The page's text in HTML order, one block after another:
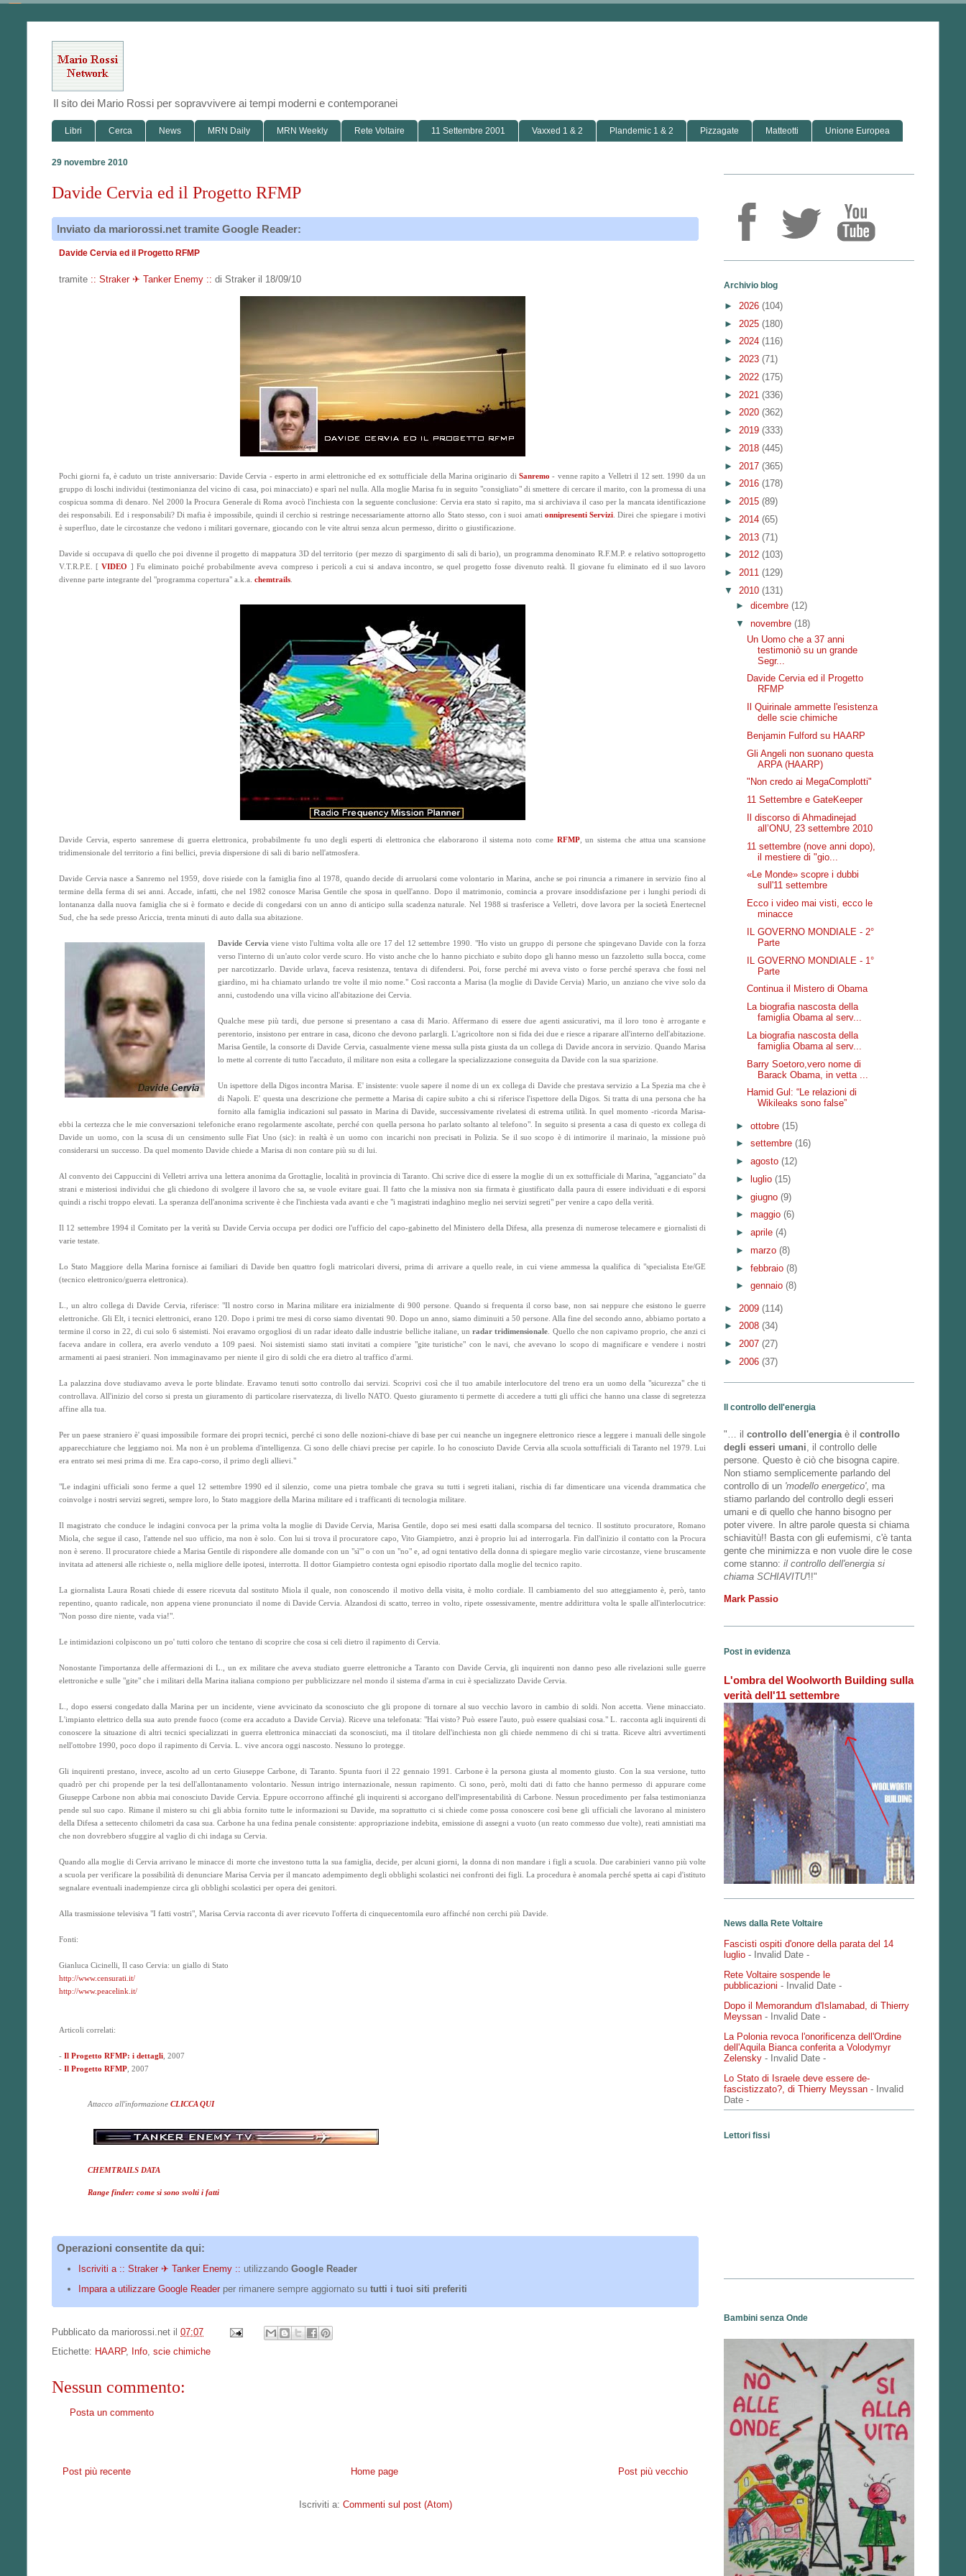
Il sito dei Mario Rossi per sopravvivere ai tempi moderni e contemporanei
Libri Cerca News MRN Daily MRN Weekly Rete Voltaire 11 Settembre 2001 Vaxxed 1 & 2 Plandemic 1 & 2 Pizzagate Matteotti Unione Europea
29 novembre 2010
Davide Cervia ed il Progetto RFMP
Inviato da mariorossi.net tramite Google Reader:
Davide Cervia ed il Progetto RFMP
tramite :: Straker ✈ Tanker Enemy :: di Straker il 18/09/10
Pochi giorni fa, è caduto un triste anniversario: Davide Cervia - esperto in armi elettroniche ed ex sottufficiale della Marina originario di Sanremo - venne rapito a Velletri il 12 sett. 1990 da un
gruppo di loschi individui (testimonianza del vicino di casa, poi minacciato) e sparì nel nulla. Alla moglie Marisa fu in seguito "consigliato" di smettere di cercare il marito, con la promessa di una
cospicua somma di denaro. Nel 2000 la Procura Generale di Roma avocò l'inchiesta con la seguente conclusione: Cervia era stato sì rapito, ma si archiviava il caso per la mancata identificazione
dei responsabili. Ed i responsabili? Di mafia è impossibile, quindi il cerchio si restringe necessariamente attorno allo Stato stesso, con i suoi amati onnipresenti Servizi. Direi che spiegare i motivi
è superfluo, date le circostanze che vedono i militari governare, giocando con le vite altrui senza alcun permesso, diritto o giustificazione.
Davide si occupava di quello che poi divenne il progetto di mappatura 3D del territorio (per mezzo di spargimento di sali di bario), un programma denominato R.F.M.P. e relativo sottoprogetto
V.T.R.P.E. [VIDEO ] Fu eliminato poiché probabilmente aveva compreso i pericoli a cui si andava incontro, se quel progetto fosse divenuto realtà. Il giovane fu eliminato ed il suo lavoro
divenne parte integrante del "programma copertura" a.k.a. chemtrails.
Davide Cervia, esperto sanremese di guerra elettronica, probabilmente fu uno degli esperti di elettronica che elaborarono il sistema noto come RFMP, un sistema che attua una scansione
tridimensionale del territorio a fini bellici, previa dispersione di sali di bario nell'atmosfera.
Davide Cervia nasce a Sanremo nel 1959, dove risiede con la famiglia fino al 1978, quando decide di arruolarsi come volontario in Marina, anche se poi rinuncia a rimanere in servizio fino al
termine della ferma di sei anni. Accade, infatti, che nel 1982 conosce Marisa Gentile che sposa in quell'anno. Dopo il matrimonio, comincia a provare insoddisfazione per i lunghi periodi di
lontananza dalla nuova famiglia che si è formato e decide di congedarsi con un anno di anticipo sulla scadenza naturale. Nel 1988 si trasferisce a Velletri, dove lavora per la società Enertecnel
Sud, che ha sede presso Ariccia, trenta minuti di auto dalla sua abitazione.
Davide Cervia viene visto l'ultima volta alle ore 17 del 12 settembre 1990. "Ho visto un gruppo di persone che spingevano Davide con la forza
verso l'interno di un'auto color verde scuro. Ho visto anche che lo hanno picchiato e subito dopo gli hanno messo un fazzoletto sulla bocca, come
per narcotizzarlo. Davide urlava, faceva resistenza, tentava di difendersi. Poi, forse perché mi aveva visto o forse perché sperava che fossi nel
giardino, mi ha chiamato urlando tre volte il mio nome." Così racconta a Marisa (la moglie di Davide Cervia) Mario, un anziano che vive solo da
anni, custodendo una villa vicino all'abitazione dei Cervia.
Qualche mese più tardi, due persone si presentano a casa di Mario. Affermano di essere due agenti assicurativi, ma il loro tono è arrogante e
perentorio, insistono per entrare in casa, dicono che devono parlargli. L'agricoltore non si fida dei due e riesce a riparare all'interno dell'abitazione.
Marisa Gentile, la consorte di Davide Cervia, casualmente viene messa sulla pista giusta da un collega di Davide ancora in servizio. Quando Marisa
lo mette al corrente di tutto l'accaduto, il militare non esita a collegare la specializzazione conseguita da Davide con la sua sparizione.
Un ispettore della Digos incontra Marisa. E' insistente: vuole sapere il nome di un ex collega di Davide che prestava servizio a La Spezia ma che è
di Napoli. E' questa una descrizione che permette a Marisa di capire subito a chi si riferisce l'ispettore della Digos. Si tratta di una persona che ha
fornito alla famiglia indicazioni sul passato in Marina di Davide, successivamente rivelatesi di estrema utilità. In quel momento -ricorda Marisa-
ebbi la certezza che le mie conversazioni telefoniche erano regolarmente ascoltate, perché con quella persona ho parlato soltanto al telefono". In seguito si presenta a casa di questo ex collega di
Davide un uomo, con la scusa di un censimento sulle Fiat Uno (sic): in realtà è un uomo con incarichi non precisati in Polizia. Se il suo scopo è di intimorire il marinaio, la missione può
considerarsi un successo. Da quel momento Davide chiede a Marisa di non contare più su di lui.
Al convento dei Cappuccini di Velletri arriva una lettera anonima da Grottaglie, località in provincia di Taranto. Chi scrive dice di essere la moglie di un ex sottufficiale di Marina, "agganciato" da
strani e misteriosi individui che gli chiedono di svolgere il lavoro che sa, se vuole evitare guai. Il fatto che la missiva non sia firmata è giustificato dalla paura di essere individuati e di esporsi
quindi a rischi troppo elevati. La speranza dell'anonima scrivente è che l'inchiesta vada avanti e che "i magistrati indaghino meglio nei servizi segreti" per venire a capo della verità.
Il 12 settembre 1994 il Comitato per la verità su Davide Cervia occupa per dodici ore l'ufficio del capo-gabinetto del Ministero della Difesa, alla presenza di numerose telecamere e giornalisti di
varie testate.
Lo Stato Maggiore della Marina fornisce ai familiari di Davide ben quattro fogli matricolari diversi, prima di arrivare a quello reale, in cui viene ammessa la qualifica di "specialista Ete/GE
(tecnico elettronico/guerra elettronica).
L., un altro collega di Davide Cervia, riferisce: "Il nostro corso in Marina militare era inizialmente di 900 persone. Quando si frequenta il corso base, non sai neppure che esistono le guerre
elettroniche. Gli Elt, i tecnici elettronici, erano 120. Dopo i primi tre mesi di corso siamo diventati 90. Dopo un anno, siamo diminuiti a 50 persone. Alla fine del secondo anno, abbiamo portato a
termine il corso in 22, di cui solo 6 sistemisti. Noi eravamo orgogliosi di un radar ideato dalle industrie belliche italiane, unradar tridimensionale. Quello che non capivamo proprio, che anzi ci
faceva andare in collera, era averlo venduto a 109 paesi. Noi sistemisti siamo stati invitati a compiere "gite turistiche" con le navi, che avevano lo scopo di magnificare e vendere i nostri
armamenti ai paesi stranieri. Non immaginavamo per niente il giro di soldi che era dietro al traffico d'armi.
La palazzina dove studiavamo aveva le porte blindate. Eravamo tenuti sotto controllo dai servizi. Scoprivi così che il tuo amabile interlocutore del treno era un uomo della "sicurezza" che ti
controllava. All'inizio del corso si presta un giuramento di particolare riservatezza, di livello NATO. Questo giuramento ti permette di accedere a tutti gli uffici che hanno una classe di segretezza
affine alla tua.
Per un paese straniero è' quasi impossibile formare dei propri tecnici, perché ci sono delle nozioni-chiave di base per cui neanche un ingegnere elettronico riesce a leggere i manuali delle singole
apparecchiature che leggiamo noi. Ma non è un problema d'intelligenza. Ci sono delle chiavi precise per capirle. Io ho conosciuto Davide Cervia alla scuola sottufficiali di Taranto nel 1979. Lui
era entrato sei mesi prima di me. Era capo-corso, il primo degli allievi."
"Le indagini ufficiali sono ferme a quel 12 settembre 1990 ed il silenzio, come una pietra tombale che grava su tutti i segreti italiani, rischia di far dimenticare una vicenda drammatica che
coinvolge i nostri servizi segreti, sempre loro, lo Stato maggiore della Marina militare ed i trafficanti di tecnologia militare.
Il magistrato che conduce le indagini convoca per la prima volta la moglie di Davide Cervia, Marisa Gentile, dopo sei mesi esatti dalla scomparsa del tecnico. Il sostituto procuratore, Romano
Miola, che segue il caso, l'attende nel suo ufficio, ma non è solo. Con lui si trova il procuratore capo, Vito Giampietro, anzi è proprio lui ad interrogarla. Fin dall'inizio il contatto con la Procura
non è sereno. Il procuratore chiede a Marisa Gentile di rispondere alle domande con un "sì'" o con un "no" e, ad ogni tentativo della donna di spiegare meglio varie circostanze, viene bruscamente
invitata ad attenersi alle richieste o, nella migliore delle ipotesi, interrotta. Il dottor Giampietro contesta ogni episodio riportato dalla moglie del tecnico rapito.
La giornalista Laura Rosati chiede di essere ricevuta dal sostituto Miola il quale, non conoscendo il motivo della visita, è molto cordiale. Il cambiamento del suo atteggiamento è, però, tanto
repentino, quanto radicale, non appena viene pronunciato il nome di Davide Cervia. Alzandosi di scatto, terreo in volto, ripete ossessivamente, mentre addirittura volta le spalle all'interlocutrice:
"Non posso dire niente, vada via!".
Le intimidazioni colpiscono un po' tutti coloro che tentano di scoprire che cosa si celi dietro il rapimento di Cervia.
Nonostante l'importanza delle affermazioni di L., un ex militare che aveva studiato guerre elettroniche a Taranto con Davide Cervia, gli inquirenti non danno peso alle rivelazioni sulle guerre
elettroniche e sulle "gite" che i militari della Marina italiana compiono per pubblicizzare nel mondo il sistema d'arma in cui è specializzato Davide Cervia.
L., dopo essersi congedato dalla Marina per un incidente, viene avvicinato da sconosciuto che gli propone di tornare al suo vecchio lavoro in cambio di soldi. Non accetta. Viene minacciato.
L'impianto elettrico della sua auto prende fuoco (come era accaduto a Davide Cervia). Riceve una telefonata: "Hai visto? Può essere l'auto, può essere qualsiasi cosa." L. racconta agli inquirenti di
conoscere la situazione di altri tecnici specializzati in guerra elettronica minacciati da sconosciuti, ma il titolare dell'inchiesta non gli chiede nemmeno di chi si tratta. Riceve altri avvertimenti
nell'ottobre 1990, poco dopo il rapimento di Cervia. L. vive ancora oggi nascosto. Nessuno lo protegge.
Gli inquirenti prestano, invece, ascolto ad un certo Giuseppe Carbone, di Taranto. Spunta fuori il 22 gennaio 1991. Carbone è la persona giusta al momento giusto. Con la sua versione, tutto
quadrò per chi propende per la tesi dell'allontanamento volontario. Nessun intrigo internazionale, nessun rapimento. Ci sono, però, molti dati di fatto che hanno permesso di appurare come
Giuseppe Carbone non abbia mai conosciuto Davide Cervia. Eppure occorrono affinché gli inquirenti si accorgano dell'impresentabilità di Carbone. Nessun procedimento per falsa testimonianza
pende sul suo capo. Rimane il mistero su chi gli abbia fornito tutte le informazioni su Davide, ma soprattutto ci si chiede come possa conoscere così bene gli ufficiali che lavorano al ministero
della Difesa a settecento chilometri da casa sua. Carbone ha una fedina penale consistente: appropriazione indebita, emissione di assegni a vuoto (un reato commesso due volte), reati amnistiati ma
che non dovrebbero sfuggire al vaglio di chi indaga su Cervia.
Quando alla moglie di Cervia arrivano le minacce di morte che investono tutta la sua famiglia, decide, per alcuni giorni, la donna di non mandare i figli a scuola. Due carabinieri vanno più volte
a scuola per verificare la possibilità di denunciare Marisa Cervia per il mancato adempimento degli obblighi scolastici nei confronti dei figli. La procedura è anomala perché spetta ai capi d'istituto
segnalare eventuali inadempienze circa gli obblighi scolastici per opera dei genitori.
Alla trasmissione televisiva "I fatti vostri", Marisa Cervia racconta di aver ricevuto l'offerta di cinquecentomila euro affinché non cerchi più Davide.
Fonti:
Gianluca Cicinelli, Il caso Cervia: un giallo di Stato
http://www.censurati.it/
http://www.peacelink.it/
Articoli correlati:
- Il Progetto RFMP: i dettagli, 2007
- Il Progetto RFMP, 2007
Attacco all'informazione CLICCA QUI
CHEMTRAILS DATA
Range finder: come si sono svolti i fatti
Operazioni consentite da qui:
Iscriviti a :: Straker ✈ Tanker Enemy :: utilizzando Google Reader
Impara a utilizzare Google Readerper rimanere sempre aggiornato su tutti i tuoi siti preferiti
Pubblicato da mariorossi.net il 07:07
Etichette: HAARP, Info scie chimiche
Nessun commento:
Posta un commento
Post più recente Post più vecchio
Home page
Iscriviti a: Commenti sul post (Atom)
Archivio blog
► 2026 (104)
► 2025 (180)
► 2024 (116)
► 2023 (71)
► 2022 (175)
► 2021 (336)
► 2020 (362)
► 2019 (333)
► 2018 (445)
► 2017 (365)
► 2016 (178)
► 2015 (89)
► 2014 (65)
► 2013 (71)
► 2012 (103)
► 2011 (129)
▼ 2010 (131)
► dicembre (12)
▼ novembre (18)
Un Uomo che a 37 anni
testimoniò su un grande
Segr...
Davide Cervia ed il Progetto
RFMP
Il Quirinale ammette l'esistenza
delle scie chimiche
Benjamin Fulford su HAARP
Gli Angeli non suonano questa
ARPA (HAARP)
"Non credo ai MegaComplotti"
11 Settembre e GateKeeper
Il discorso di Ahmadinejad
all’ONU, 23 settembre 2010
11 settembre (nove anni dopo),
il mestiere di "gio...
«Le Monde» scopre i dubbi
sull'11 settembre
Ecco i video mai visti, ecco le
minacce
IL GOVERNO MONDIALE - 2°
Parte
IL GOVERNO MONDIALE - 1°
Parte
Continua il Mistero di Obama
La biografia nascosta della
famiglia Obama al serv...
La biografia nascosta della
famiglia Obama al serv...
Barry Soetoro,vero nome di
Barack Obama, in vetta ...
Hamid Gul: “Le relazioni di
Wikileaks sono false”
► ottobre (15)
► settembre (16)
► agosto (12)
►
luglio (15)
► giugno (9)
► maggio (6)
► aprile (4)
► marzo (8)
► febbraio (8)
► gennaio (8)
► 2009 (114)
► 2008 (34)
► 2007 (27)
► 2006 (37)
Il controllo dell'energia
"… il controllo dell'energiaè il controllo
degli esseri umani, il controllo delle
persone. Questo è ciò che bisogna capire.
Non stiamo semplicemente parlando del
controllo di un 'modello energetico', ma
stiamo parlando del controllo degli esseri
umani e di quello che hanno bisogno per
poter vivere. In altre parole questa si chiama
schiavitù!! Basta con gli eufemismi, c'è tanta
gente che minimizza e non vuole dire le cose
come stanno: il controllo dell'energia si
chiama SCHIAVITU'!!"
Mark Passio
Post in evidenza
L'ombra del Woolworth Building sulla
verità dell'11 settembre
News dalla Rete Voltaire
Fascisti ospiti d'onore della parata del 14
luglio - Invalid Date -
Rete Voltaire sospende le
pubblicazioni - Invalid Date -
Dopo il Memorandum d'Islamabad, di Thierry
Meyssan - Invalid Date -
La Polonia revoca l'onorificenza dell'Ordine
dell'Aquila Bianca conferita a Volodymyr
Zelensky - Invalid Date -
Lo Stato di Israele deve essere de-
fascistizzato?, di Thierry Meyssan - Invalid
Date -
Lettori fissi
Bambini senza Onde